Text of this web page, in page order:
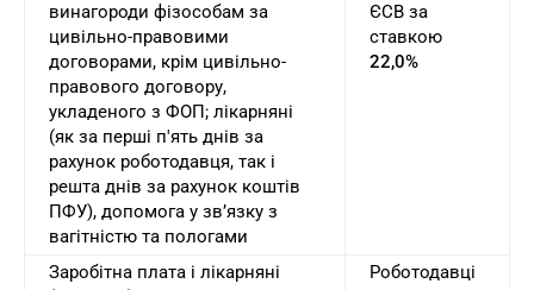
винагороди фізособам за
цивільно-правовими
договорами, крім цивільно-
правового договору,
укладеного з ФОП; лікарняні
(як за перші п'ять днів за
рахунок роботодавця, так і
решта днів за рахунок коштів
ПФУ), допомога у зв’язку з
вагітністю та пологами
ЄСВ за
ставкою
22,0%
Заробітна плата і лікарняні
Роботодавці